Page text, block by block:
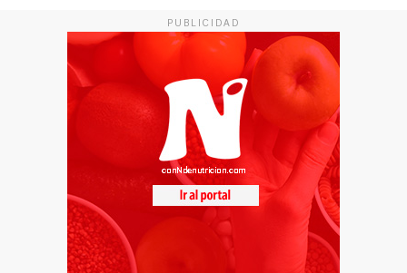
PUBLICIDAD